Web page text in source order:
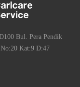
Bul. Pera Pendik
Kat:9 D:47